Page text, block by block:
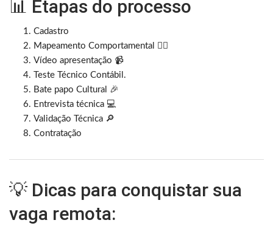
📊 Etapas do processo
Cadastro
Mapeamento Comportamental 🧘‍♂️
Vídeo apresentação 📹
Teste Técnico Contábil.
Bate papo Cultural 🎉
Entrevista técnica 💻
Validação Técnica 🔎
Contratação
💡 Dicas para conquistar sua
vaga remota: